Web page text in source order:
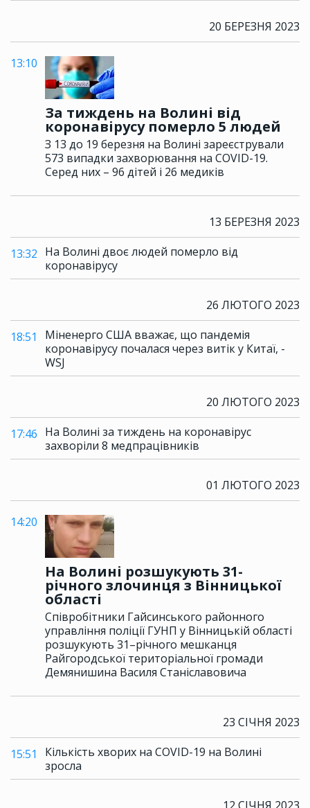
20 БЕРЕЗНЯ 2023
13:10
За тиждень на Волині від
коронавірусу померло 5 людей
З 13 до 19 березня на Волині зареєстрували
573 випадки захворювання на COVID-19.
Серед них – 96 дітей і 26 медиків
13 БЕРЕЗНЯ 2023
13:32 На Волині двоє людей померло від
коронавірусу
26 ЛЮТОГО 2023
18:51
Міненерго США вважає, що пандемія
коронавірусу почалася через витік у Китаї, -
WSJ
20 ЛЮТОГО 2023
17:46 На Волині за тиждень на коронавірус
захворіли 8 медпрацівників
01 ЛЮТОГО 2023
14:20
На Волині розшукують 31-
річного злочинця з Вінницької
області
Співробітники Гайсинського районного
управління поліції ГУНП у Вінницькій області
розшукують 31–річного мешканця
Райгородської територіальної громади
Демянишина Василя Станіславовича
23 СІЧНЯ 2023
15:51
Кількість хворих на COVID-19 на Волині
зросла